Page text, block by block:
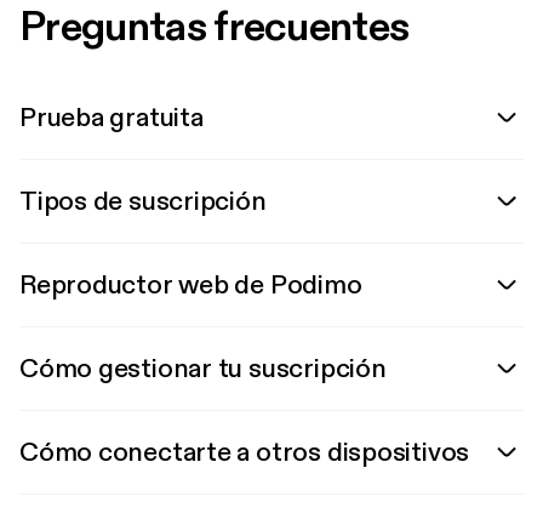
Preguntas frecuentes
Prueba gratuita
Tipos de suscripción
Reproductor web de Podimo
Cómo gestionar tu suscripción
Cómo conectarte a otros dispositivos